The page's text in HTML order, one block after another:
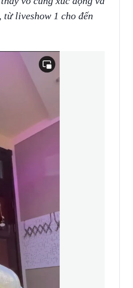
liveshow 1 cho đến